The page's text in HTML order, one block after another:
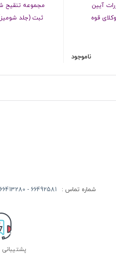
آیین
قوه
ناموجود
مجموعه تنقیح
ثبت (جلد
شماره تماس : 66492581 - 66413280 (021)
پشتیبانی 24 ساعته